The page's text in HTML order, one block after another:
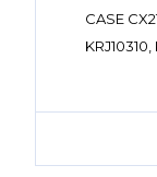
CASE
KRJ10310,